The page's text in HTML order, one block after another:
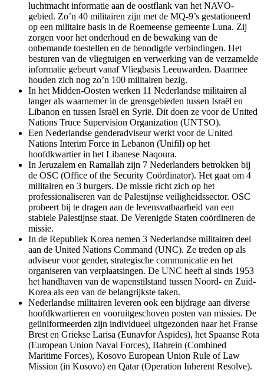
luchtmacht informatie aan de oostflank van het NAVO-
gebied. Zo’n 40 militairen zijn met de MQ-9’s gestationeerd
op een militaire basis in de Roemeense gemeente Luna. Zij
zorgen voor het onderhoud en de bewaking van de
onbemande toestellen en de benodigde verbindingen. Het
besturen van de vliegtuigen en verwerking van de verzamelde
informatie gebeurt vanaf Vliegbasis Leeuwarden. Daarmee
houden zich nog zo’n 100 militairen bezig.
In het Midden-Oosten werken 11 Nederlandse militairen al
langer als waarnemer in de grensgebieden tussen Israël en
Libanon en tussen Israël en Syrië. Dit doen ze voor de United
Nations Truce Supervision Organization (UNTSO).
Een Nederlandse genderadviseur werkt voor de United
Nations Interim Force in Lebanon (Unifil) op het
hoofdkwartier in het Libanese Naqoura.
In Jeruzalem en Ramallah zijn 7 Nederlanders betrokken bij
de OSC (Office of the Security Coördinator). Het gaat om 4
militairen en 3 burgers. De missie richt zich op het
professionaliseren van de Palestijnse veiligheidssector. OSC
probeert bij te dragen aan de levensvatbaarheid van een
stabiele Palestijnse staat. De Verenigde Staten coördineren de
missie.
In de Republiek Korea nemen 3 Nederlandse militairen deel
aan de United Nations Command (UNC). Ze treden op als
adviseur voor gender, strategische communicatie en het
organiseren van verplaatsingen. De UNC heeft al sinds 1953
het handhaven van de wapenstilstand tussen Noord- en Zuid-
Korea als een van de belangrijkste taken.
Nederlandse militairen leveren ook een bijdrage aan diverse
hoofdkwartieren en vooruitgeschoven posten van missies. De
geüniformeerden zijn individueel uitgezonden naar het Franse
Brest en Griekse Larisa (Eunavfor Aspides), het Spaanse Rota
(European Union Naval Forces), Bahrein (Combined
Maritime Forces), Kosovo European Union Rule of Law
Mission (in Kosovo) en Qatar (Operation Inherent Resolve).